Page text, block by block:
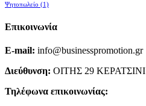
Ψητοπωλείο (1)
Επικοινωνία
E-mail: info@businesspromotion.gr
Διεύθυνση: ΟΙΤΗΣ 29 ΚΕΡΑΤΣΙΝΙ
Τηλέφωνα επικοινωνίας: